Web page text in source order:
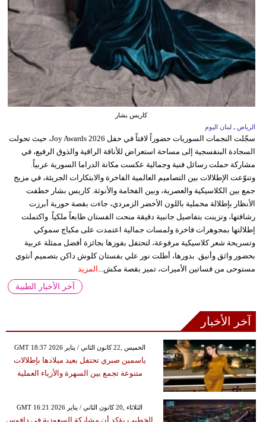
كاريس بشار
الرياض ـ لبنان اليوم
سجّلت النجمات السوريات حضوراً لافتاً في حفل Joy Awards 2026، حيث تحولت
السجادة البنفسجية إلى مساحة استعراض للأناقة الراقية والذوق الرفيع، في
مشاركة حملت رسائل فنية وجمالية عكست مكانة الدراما السورية عربياً.
وتنوّعت الإطلالات بين التصاميم العالمية الفاخرة والابتكارات الجريئة، في مزيج
جمع بين الكلاسيكية والعصرية، وبين الفخامة والأنوثة. كاريس بشار خطفت
الأنظار بإطلالة مخملية باللون الأخضر الزمردي، جاءت بقصة حورية أبرزت
رشاقتها، وتزينت بتفاصيل جانبية دقيقة منحت الفستان طابعاً ملكياً. واكتملت
إطلالتها بمجوهرات فاخرة ولمسات جمالية اعتمدت على مكياج سموكي
وتسريحة شعر كلاسيكية مرفوعة، لتحتفل بفوزها بجائزة أفضل ممثلة عربية
بحضور واثق وأنيق. بدورها، أطلت نور علي بفستان كلوش داكن بتصميم أنثوي
مستوحى من فساتين الأميرات، تميز بقصة مكش... المزيد
آخر الأخبار الطبية
آخر الأخبار
GMT 18:37 2026 الخميس ,22 كانون الثاني / يناير
ياسمين صبري تحتفل بعيد ميلادها بإطلالات
متنوعة تجمع بين السهرة والأزياء العملية
GMT 16:21 2026 الثلاثاء ,20 كانون الثاني / يناير
الخطيب يؤكد أن مشاركة السعودية في دافوس